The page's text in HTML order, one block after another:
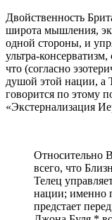
Двойственность
широта мышления,
одной стороны, и
ультра-
что (согласно
душой этой нации, а
говорится по этому
«Экстернализация
Относительно
всего, что
Телец
нации; именно
предстает